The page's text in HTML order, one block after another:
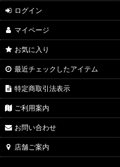
2026年4月DMワイン
2026年3月DMワイン
2026年2月DMワイン
2026年1月DMワイン
2025年12月DMワイン
2025年11月DMワイン
2025年10月DMワイン
ログイン
マイページ
お気に入り
最近チェックしたアイテム
特定商取引法表示
ご利用案内
お問い合わせ
店舗ご案内